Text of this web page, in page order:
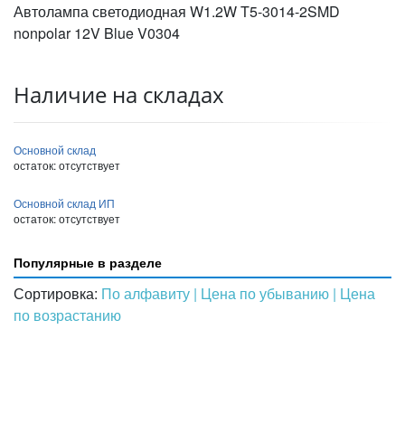
Автолампа светодиодная W1.2W T5-3014-2SMD
nonpolar 12V Blue V0304
Наличие на складах
Основной склад
остаток:отсутствует
Основной склад ИП
остаток:отсутствует
Популярные в разделе
Сортировка: По алфавиту | Цена по убыванию | Цена
по возрастанию